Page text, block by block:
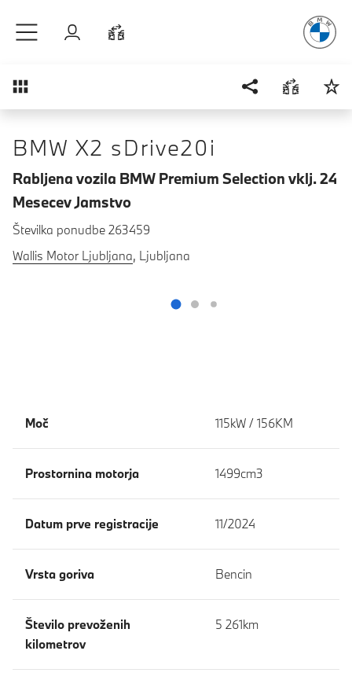
Prijava
Pregled
BMW X2 sDrive20i
Rabljena vozila BMW Premium Selection vklj. 24
Mesecev Jamstvo
Številka ponudbe 263459
Wallis Motor Ljubljana, Ljubljana
Moč 115kW / 156KM
Prostornina motorja 1499cm3
Datum prve registracije 11/2024
Vrsta goriva Bencin
Število prevoženih
kilometrov
5 261km